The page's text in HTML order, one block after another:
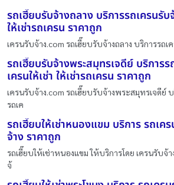
รถเฮี๊ยบรับจ้างถลาง บริการรถเครนรับ
ให้เช่ารถเครน ราคาถูก
เครนรับจ้าง.com รถเฮี๊ยบรับจ้างถลาง บริการรถเ
รถเฮี๊ยบรับจ้างพระสมุทรเจดีย์ บริการร
เครนให้เช่า ให้เช่ารถเครน ราคาถูก
เครนรับจ้าง.com รถเฮี๊ยบรับจ้างพระสมุทรเจดีย์
รถเค
รถเฮี๊ยบให้เช่าหนองแขม บริการ รถเค
จ้าง ราคาถูก
รถเฮี๊ยบให้เช่าหนองแขม ให้บริการโดย เครนรับจ้
จ้